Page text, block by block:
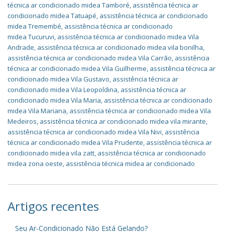
técnica ar condicionado midea Tamboré, assistência técnica ar
condicionado midea Tatuapé, assistência técnica ar condicionado
midea Tremembé, assistência técnica ar condicionado
midea Tucuruvi, assistência técnica ar condicionado midea Vila
Andrade, assistência técnica ar condicionado midea vila bonilha,
assistência técnica ar condicionado midea Vila Carrão, assistência
técnica ar condicionado midea Vila Guilherme, assistência técnica ar
condicionado midea Vila Gustavo, assistência técnica ar
condicionado midea Vila Leopoldina, assistência técnica ar
condicionado midea Vila Maria, assistência técnica ar condicionado
midea Vila Mariana, assistência técnica ar condicionado midea Vila
Medeiros, assistência técnica ar condicionado midea vila mirante,
assistência técnica ar condicionado midea Vila Nivi, assistência
técnica ar condicionado midea Vila Prudente, assistência técnica ar
condicionado midea vila zatt, assistência técnica ar condicionado
midea zona oeste, assistência técnica midea ar condicionado
Artigos recentes
Seu Ar-Condicionado Não Está Gelando?